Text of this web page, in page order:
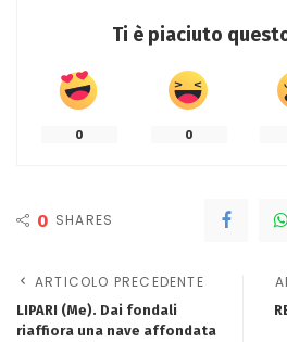
Ti è piaciuto
0 0
0 SHARES
ARTICOLO PRECEDENTE
LIPARI (Me). Dai fondali
riaffiora una nave affondata